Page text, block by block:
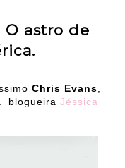
O astro de
Chris Evans
blogueira Jéssica